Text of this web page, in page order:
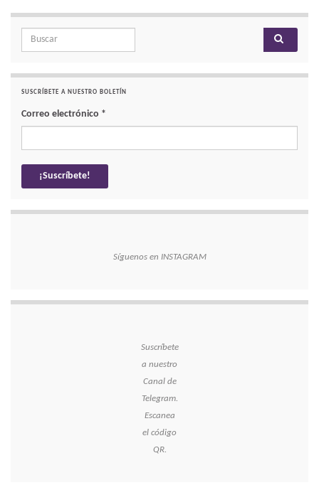
Search for:
SUSCRÍBETE A NUESTRO BOLETÍN
Correo electrónico *
Síguenos en INSTAGRAM
Suscríbete
a nuestro
Canal de
Telegram.
Escanea
el código
QR.